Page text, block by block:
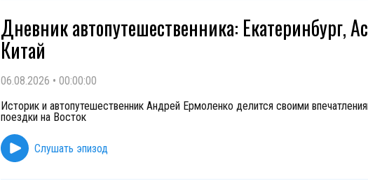
Дневник автопутешественника: Екатеринбург,
Китай
06.08.2026 • 00:00:00
Историк и автопутешественник Андрей Ермоленко делится своими
поездки на Восток
Слушать эпизод